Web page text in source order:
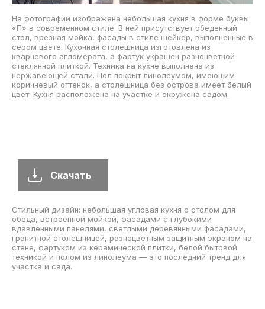
На фотографии изображена небольшая кухня в форме буквы
«П» в современном стиле. В ней присутствует обеденный
стол, врезная мойка, фасады в стиле шейкер, выполненные в
сером цвете. Кухонная столешница изготовлена из
кварцевого агломерата, а фартук украшен разноцветной
стеклянной плиткой. Техника на кухне выполнена из
нержавеющей стали. Пол покрыт линолеумом, имеющим
коричневый оттенок, а столешница без острова имеет белый
цвет. Кухня расположена на участке и окружена садом.
Скачать